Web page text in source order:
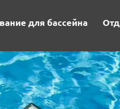
для бассейна